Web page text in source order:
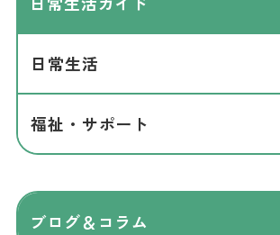
日常生活
福祉・サポート
ブログ＆コラム